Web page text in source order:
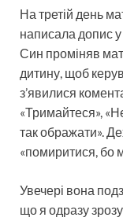
На третій день
написала допис
Син проміняв
дитину, щоб
з’явилися
«Тримайтеся»,
так ображати».
«помиритися, бо
Увечері вона
що я одразу